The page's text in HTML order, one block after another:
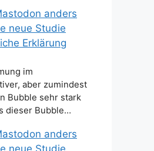
anders
neue Studie
Erklärung
im
aber zumindest
Bubble sehr stark
dieser Bubble…
anders
neue Studie